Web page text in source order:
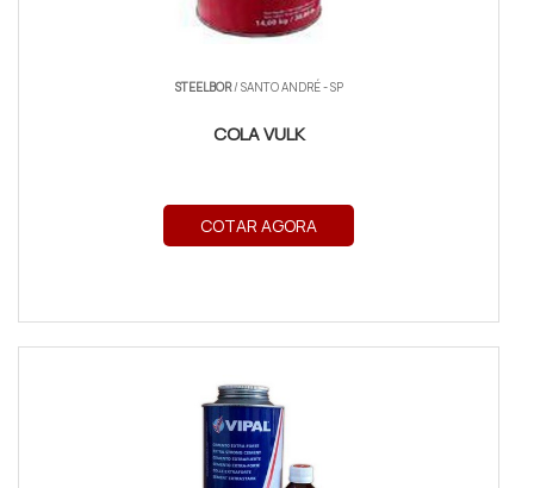
STEELBOR/ SANTO ANDRÉ - SP
COLA VULK
COTAR AGORA